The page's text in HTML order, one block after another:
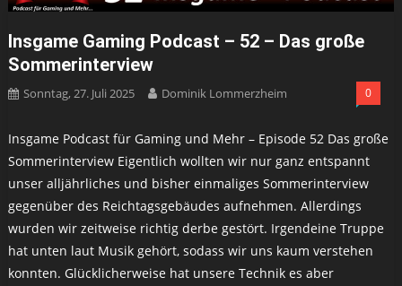
Insgame Gaming Podcast – 52 – Das große
Sommerinterview
Sonntag, 27. Juli 2025 Dominik Lommerzheim 0
Insgame Podcast für Gaming und Mehr – Episode 52 Das große
Sommerinterview Eigentlich wollten wir nur ganz entspannt
unser alljährliches und bisher einmaliges Sommerinterview
gegenüber des Reichtagsgebäudes aufnehmen. Allerdings
wurden wir zeitweise richtig derbe gestört. Irgendeine Truppe
hat unten laut Musik gehört, sodass wir uns kaum verstehen
konnten. Glücklicherweise hat unsere Technik es aber